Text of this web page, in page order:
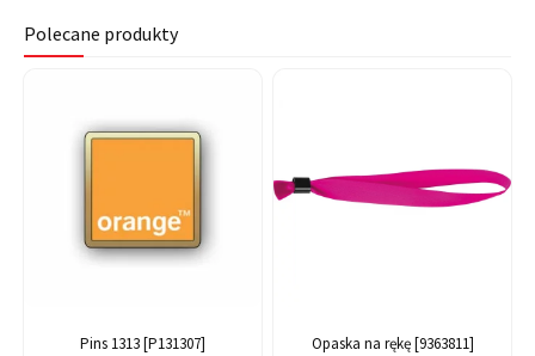
Polecane produkty
Pins 1313 [P131307] Opaska na rękę [9363811]